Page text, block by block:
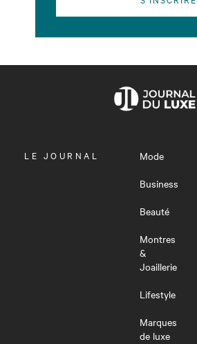
OUVRIR
LE JOURNAL
Mode
Business
Beauté
Montres
&
Joaillerie
Lifestyle
Marques
de luxe